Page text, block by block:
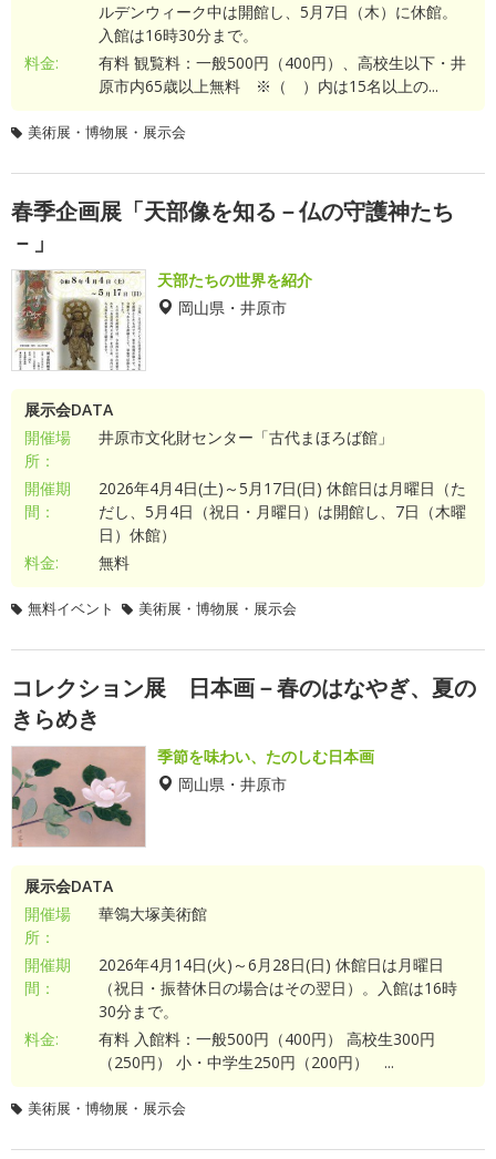
ルデンウィーク中は開館し、5月7日（木）に休館。
入館は16時30分まで。
料金:
有料 観覧料：一般500円（400円）、高校生以下・井
原市内65歳以上無料 ※（ ）内は15名以上の...
美術展・博物展・展示会
春季企画展「天部像を知る－仏の守護神たち
－」
天部たちの世界を紹介
岡山県・井原市
展示会DATA
開催場
所：
井原市文化財センター「古代まほろば館」
開催期
間：
2026年4月4日(土)～5月17日(日) 休館日は月曜日（た
だし、5月4日（祝日・月曜日）は開館し、7日（木曜
日）休館）
料金:
無料
無料イベント 美術展・博物展・展示会
コレクション展 日本画－春のはなやぎ、夏の
きらめき
季節を味わい、たのしむ日本画
岡山県・井原市
展示会DATA
開催場
所：
華鴒大塚美術館
開催期
間：
2026年4月14日(火)～6月28日(日) 休館日は月曜日
（祝日・振替休日の場合はその翌日）。入館は16時
30分まで。
料金:
有料 入館料：一般500円（400円） 高校生300円
（250円） 小・中学生250円（200円） ...
美術展・博物展・展示会